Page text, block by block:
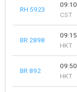
RH 5923
09:10
CST
BR 2898
09:15
HKT
BR 892
09:50
HKT